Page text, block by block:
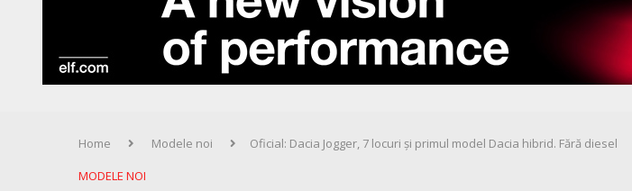
Home Modele noi
Oficial: Dacia Jogger, 7 locuri și primul model Dacia hibrid. Fără diesel
MODELE NOI